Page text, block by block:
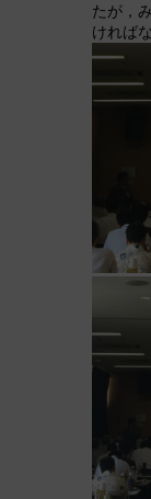
たが，
ければ